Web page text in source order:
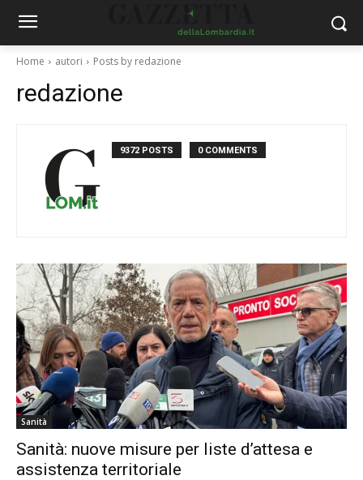
Home autori Posts by redazione
redazione
9372 POSTS 0 COMMENTS
Sanità
Sanità: nuove misure per liste d’attesa e
assistenza territoriale